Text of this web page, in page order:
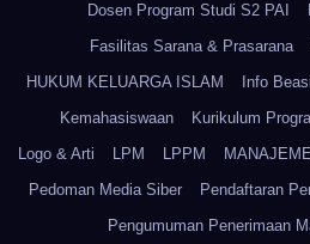
Dosen Program Studi S2 PAI
Fasilitas Sarana & Prasarana
HUKUM KELUARGA ISLAM
Info
Kemahasiswaan
Kurikulum
Logo & Arti
LPM LPPM
Pedoman Media Siber
Pendaftaran
Pengumuman Penerimaan